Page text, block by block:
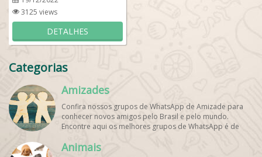
3125 views
DETALHES
Categorias
Amizades
Confira nossos grupos de WhatsApp de Amizade para
conhecer novos amigos pelo Brasil e pelo mundo.
Encontre aqui os melhores grupos de WhatsApp é de
Animais